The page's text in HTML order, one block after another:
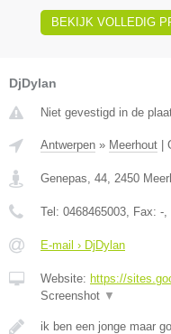
BEKIJK VOLLEDIG
DjDylan
Niet gevestigd in de
Antwerpen » Meerhout
Genepas, 44 2450
Tel: 0468465003 , Fax: -
E-mail › DjDylan
Website: https://
Screenshot ▼
ik ben een jonge maar